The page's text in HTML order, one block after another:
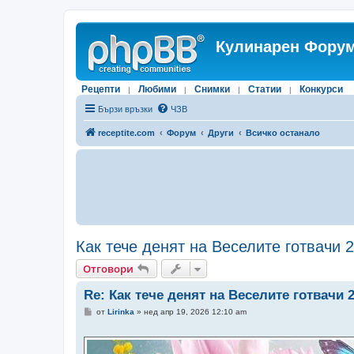
Кулинарен
Рецепти | Любими | Снимки | Статии | Конкурси
Бързи връзки ЧЗВ
receptite.com Форум Други Всичко останало
Как тече денят на Веселите готвачи
Отговори
Re: Как тече денят на Веселите готвачи
М
н
от Lirinka » нед апр 19, 2026 12:10 am